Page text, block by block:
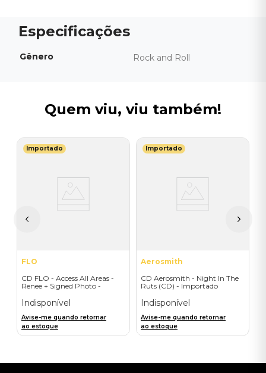
Gênero Rock and Roll
Quem viu, viu também!
Importado
FLO
CD FLO - Access All Areas -
Renee + Signed Photo -
Indisponível
Avise-me quando retornar
ao estoque
Importado
Aerosmith
CD Aerosmith - Night In The
Ruts (CD) - Importado
Indisponível
Avise-me quando retornar
ao estoque